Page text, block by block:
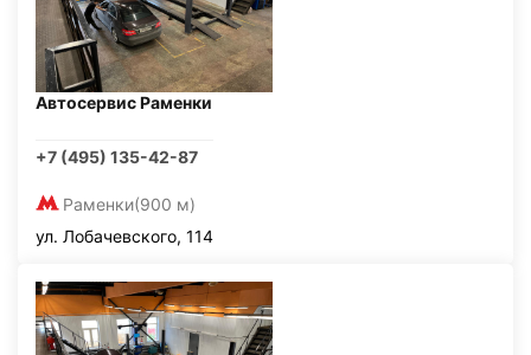
Автосервис Раменки
+7 (495) 135-42-87
Раменки(900 м)
ул. Лобачевского, 114